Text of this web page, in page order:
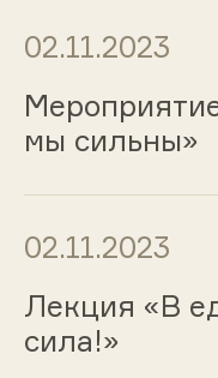
02.11.2023
мы сильны»
02.11.2023
Лекция «В
сила!»